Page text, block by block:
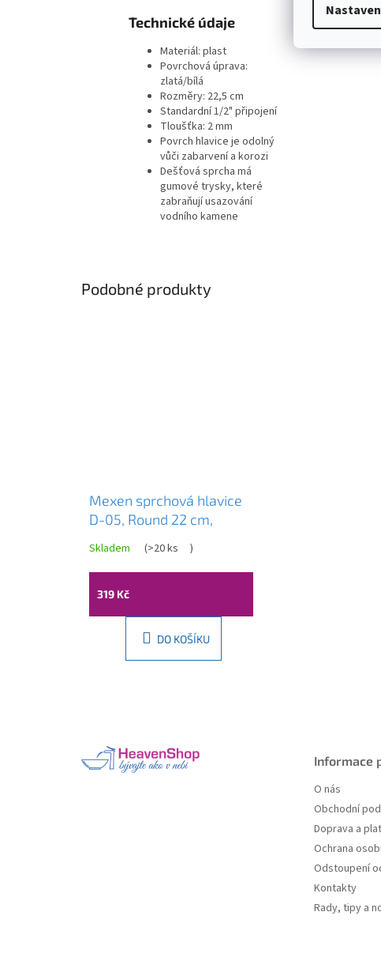
Technické údaje
Materiál: plast
Povrchová úprava:
zlatá/bílá
Rozměry: 22,5 cm
Standardní 1/2" připojení
Tloušťka: 2 mm
Povrch hlavice je odolný
vůči zabarvení a korozi
Dešťová sprcha má
gumové trysky, které
zabraňují usazování
vodního kamene
Podobné produkty
Mexen sprchová hlavice
D-05, Round 22 cm,
Skladem (>20 ks )
319 Kč
DO KOŠÍKU
Informace
O nás
Obchodní
Doprava a
Ochrana
Odstoupení
Kontakty
Rady, tipy a